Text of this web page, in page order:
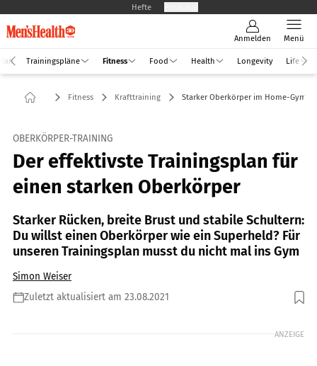
Hefte
Anmelden Menü
Trainingspläne Fitness Food Health Longevity Life
Fitness Krafttraining Starker Oberkörper im Home-Gym
OBERKÖRPER-TRAINING
Der effektivste Trainingsplan für
einen starken Oberkörper
Starker Rücken, breite Brust und stabile Schultern:
Du willst einen Oberkörper wie ein Superheld? Für
unseren Trainingsplan musst du nicht mal ins Gym
Simon Weiser
Zuletzt aktualisiert am 23.08.2021
Foto: Shutterstock/Dmytrenko Vlad
ANZEIGE